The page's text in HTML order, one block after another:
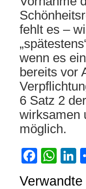
fehlt es –
wenn es
bereits vor
6 Satz 2
wirksamen
möglich.